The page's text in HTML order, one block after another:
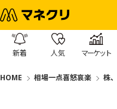
新着 人気 マーケット
HOME 相場一点喜怒哀楽 株